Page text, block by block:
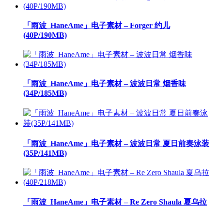
「雨波_HaneAme」电子素材 – Forger 约儿
(40P/190MB)
「雨波_HaneAme」电子素材 – 波波日常 烟香味
(34P/185MB)
「雨波_HaneAme」电子素材 – 波波日常 夏日前奏泳装
(35P/141MB)
「雨波_HaneAme」电子素材 – Re Zero Shaula 夏乌拉